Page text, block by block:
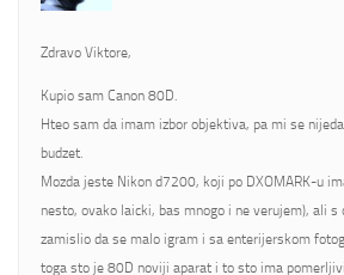
Zdravo Viktore,
Kupio sam Canon 80D.
Hteo sam da imam izbor objektiva, pa mi se
budzet.
Mozda jeste Nikon d7200, koji po DXOMARK-u
nesto, ovako laicki, bas mnogo i ne verujem), ali s
zamislio da se malo igram i sa enterijerskom
toga sto je 80D noviji aparat i to sto ima